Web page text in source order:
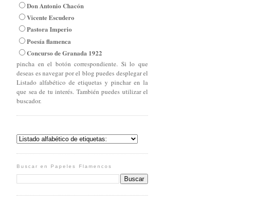
Don Antonio Chacón
Vicente Escudero
Pastora Imperio
Poesía flamenca
Concurso de Granada 1922
pincha en el botón correspondiente. Si lo que
deseas es navegar por el blog puedes desplegar el
Listado alfabético de etiquetas y pinchar en la
que sea de tu interés. También puedes utilizar el
buscador.
Buscar en Papeles Flamencos